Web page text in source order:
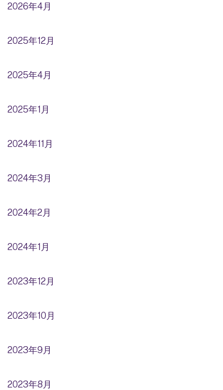
2026年4月
2025年12月
2025年4月
2025年1月
2024年11月
2024年3月
2024年2月
2024年1月
2023年12月
2023年10月
2023年9月
2023年8月